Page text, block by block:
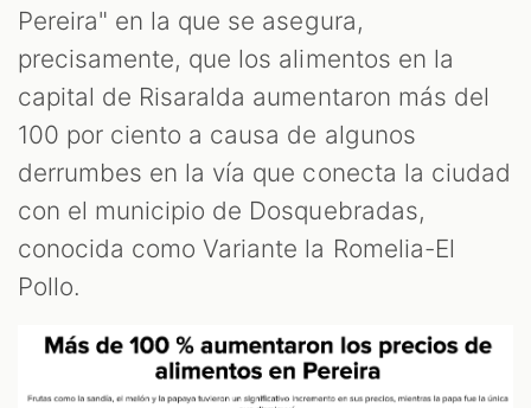
Pereira" en la que se asegura,
precisamente, que los alimentos en la
capital de Risaralda aumentaron más del
100 por ciento a causa de algunos
derrumbes en la vía que conecta la ciudad
con el municipio de Dosquebradas,
conocida como Variante la Romelia-El
Pollo.